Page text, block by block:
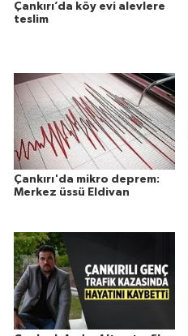
Çankırı’da köy evi alevlere
teslim
Çankırı'da mikro deprem:
Merkez üssü Eldivan